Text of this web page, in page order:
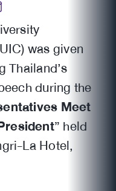
was given
Thailand’s
during the
Meet
” held
La Hotel,